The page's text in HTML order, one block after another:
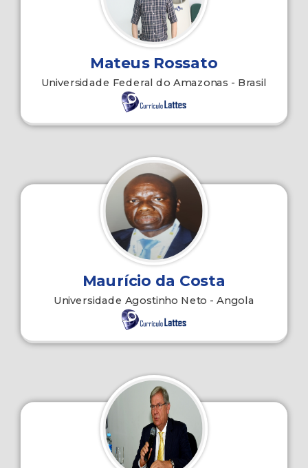
Mateus Rossato
Universidade Federal do Amazonas - Brasil
Maurício da Costa
Universidade Agostinho Neto - Angola